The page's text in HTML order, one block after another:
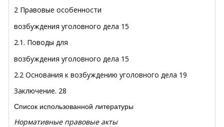
2 Правовые особенности
возбуждения уголовного дела 15
2.1. Поводы для
возбуждения уголовного дела 15
2.2 Основания к возбуждению уголовного дела 19
Заключение. 28
Список использованной литературы
Нормативные правовые акты